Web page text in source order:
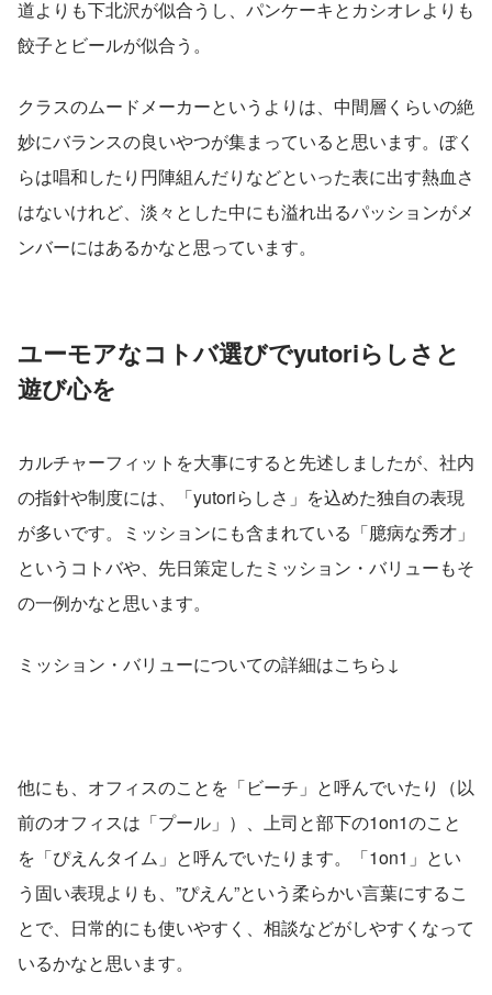
道よりも下北沢が似合うし、パンケーキとカシオレよりも
餃子とビールが似合う。
クラスのムードメーカーというよりは、中間層くらいの絶
妙にバランスの良いやつが集まっていると思います。ぼく
らは唱和したり円陣組んだりなどといった表に出す熱血さ
はないけれど、淡々とした中にも溢れ出るパッションがメ
ンバーにはあるかなと思っています。
ユーモアなコトバ選びでyutoriらしさと
遊び心を
カルチャーフィットを大事にすると先述しましたが、社内
の指針や制度には、「yutoriらしさ」を込めた独自の表現
が多いです。ミッションにも含まれている「臆病な秀才」
というコトバや、先日策定したミッション・バリューもそ
の一例かなと思います。
ミッション・バリューについての詳細はこちら↓
他にも、オフィスのことを「ビーチ」と呼んでいたり（以
前のオフィスは「プール」）、上司と部下の1on1のこと
を「ぴえんタイム」と呼んでいたります。「1on1」とい
う固い表現よりも、”ぴえん”という柔らかい言葉にするこ
とで、日常的にも使いやすく、相談などがしやすくなって
いるかなと思います。